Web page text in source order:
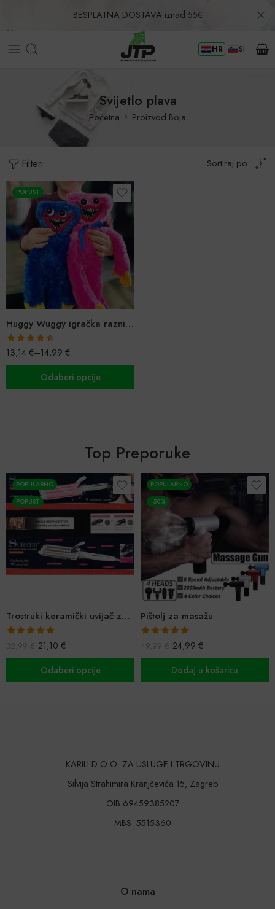
BESPLATNA DOSTAVA iznad 55€
Povrat u roku od 30 dana! HR SI
Svijetlo plava
Početna Proizvod Boja
Filteri Sortiraj po:
POPUST
Huggy Wuggy igračka razni modeli
Ocijenjeno
4.50od 5
13,14€–14,99 €
Odaberi opcije
Top Preporuke
POPULARNO
POPUST
Trostruki keramički uvijač za bogate valove
Ocijenjeno
5.00 od 5
32,99€ 21,10 €
Odaberi opcije
POPULARNO
-50%
Pištolj za masažu
Ocijenjeno
5.00 od 5
49,99€ 24,99 €
Dodaj u košaricu
KARILI D.O.O. ZA USLUGE I TRGOVINU
Silvija Strahimira Kranjčevića 15, Zagreb
OIB 69459385207
MBS: 5515360
O nama